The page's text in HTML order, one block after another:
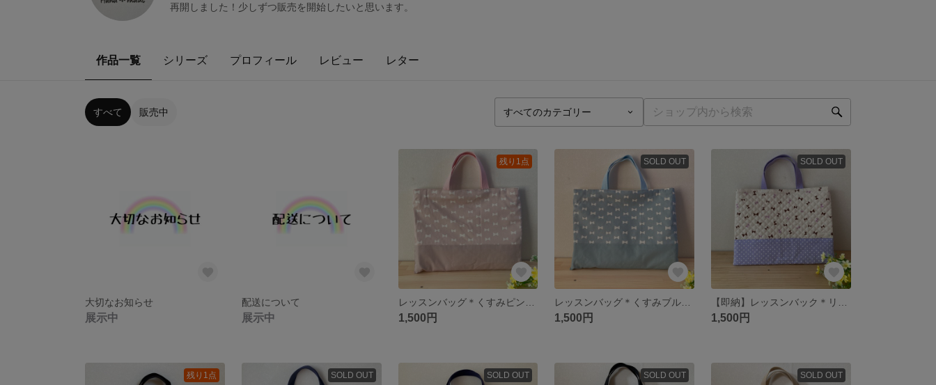
再開しました！少しずつ販売を開始したいと思います。
作品一覧 シリーズ プロフィール レビュー レター
すべて 販売中
大切なお知らせ
展示中
配送について
展示中
残り1点
1,500円
SOLD OUT
1,500円
SOLD OUT
1,500円
残り1点 SOLD OUT SOLD OUT SOLD OUT SOLD OUT